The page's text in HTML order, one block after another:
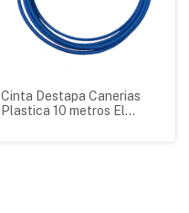
Cinta Destapa Canerias
Plastica 10 metros El